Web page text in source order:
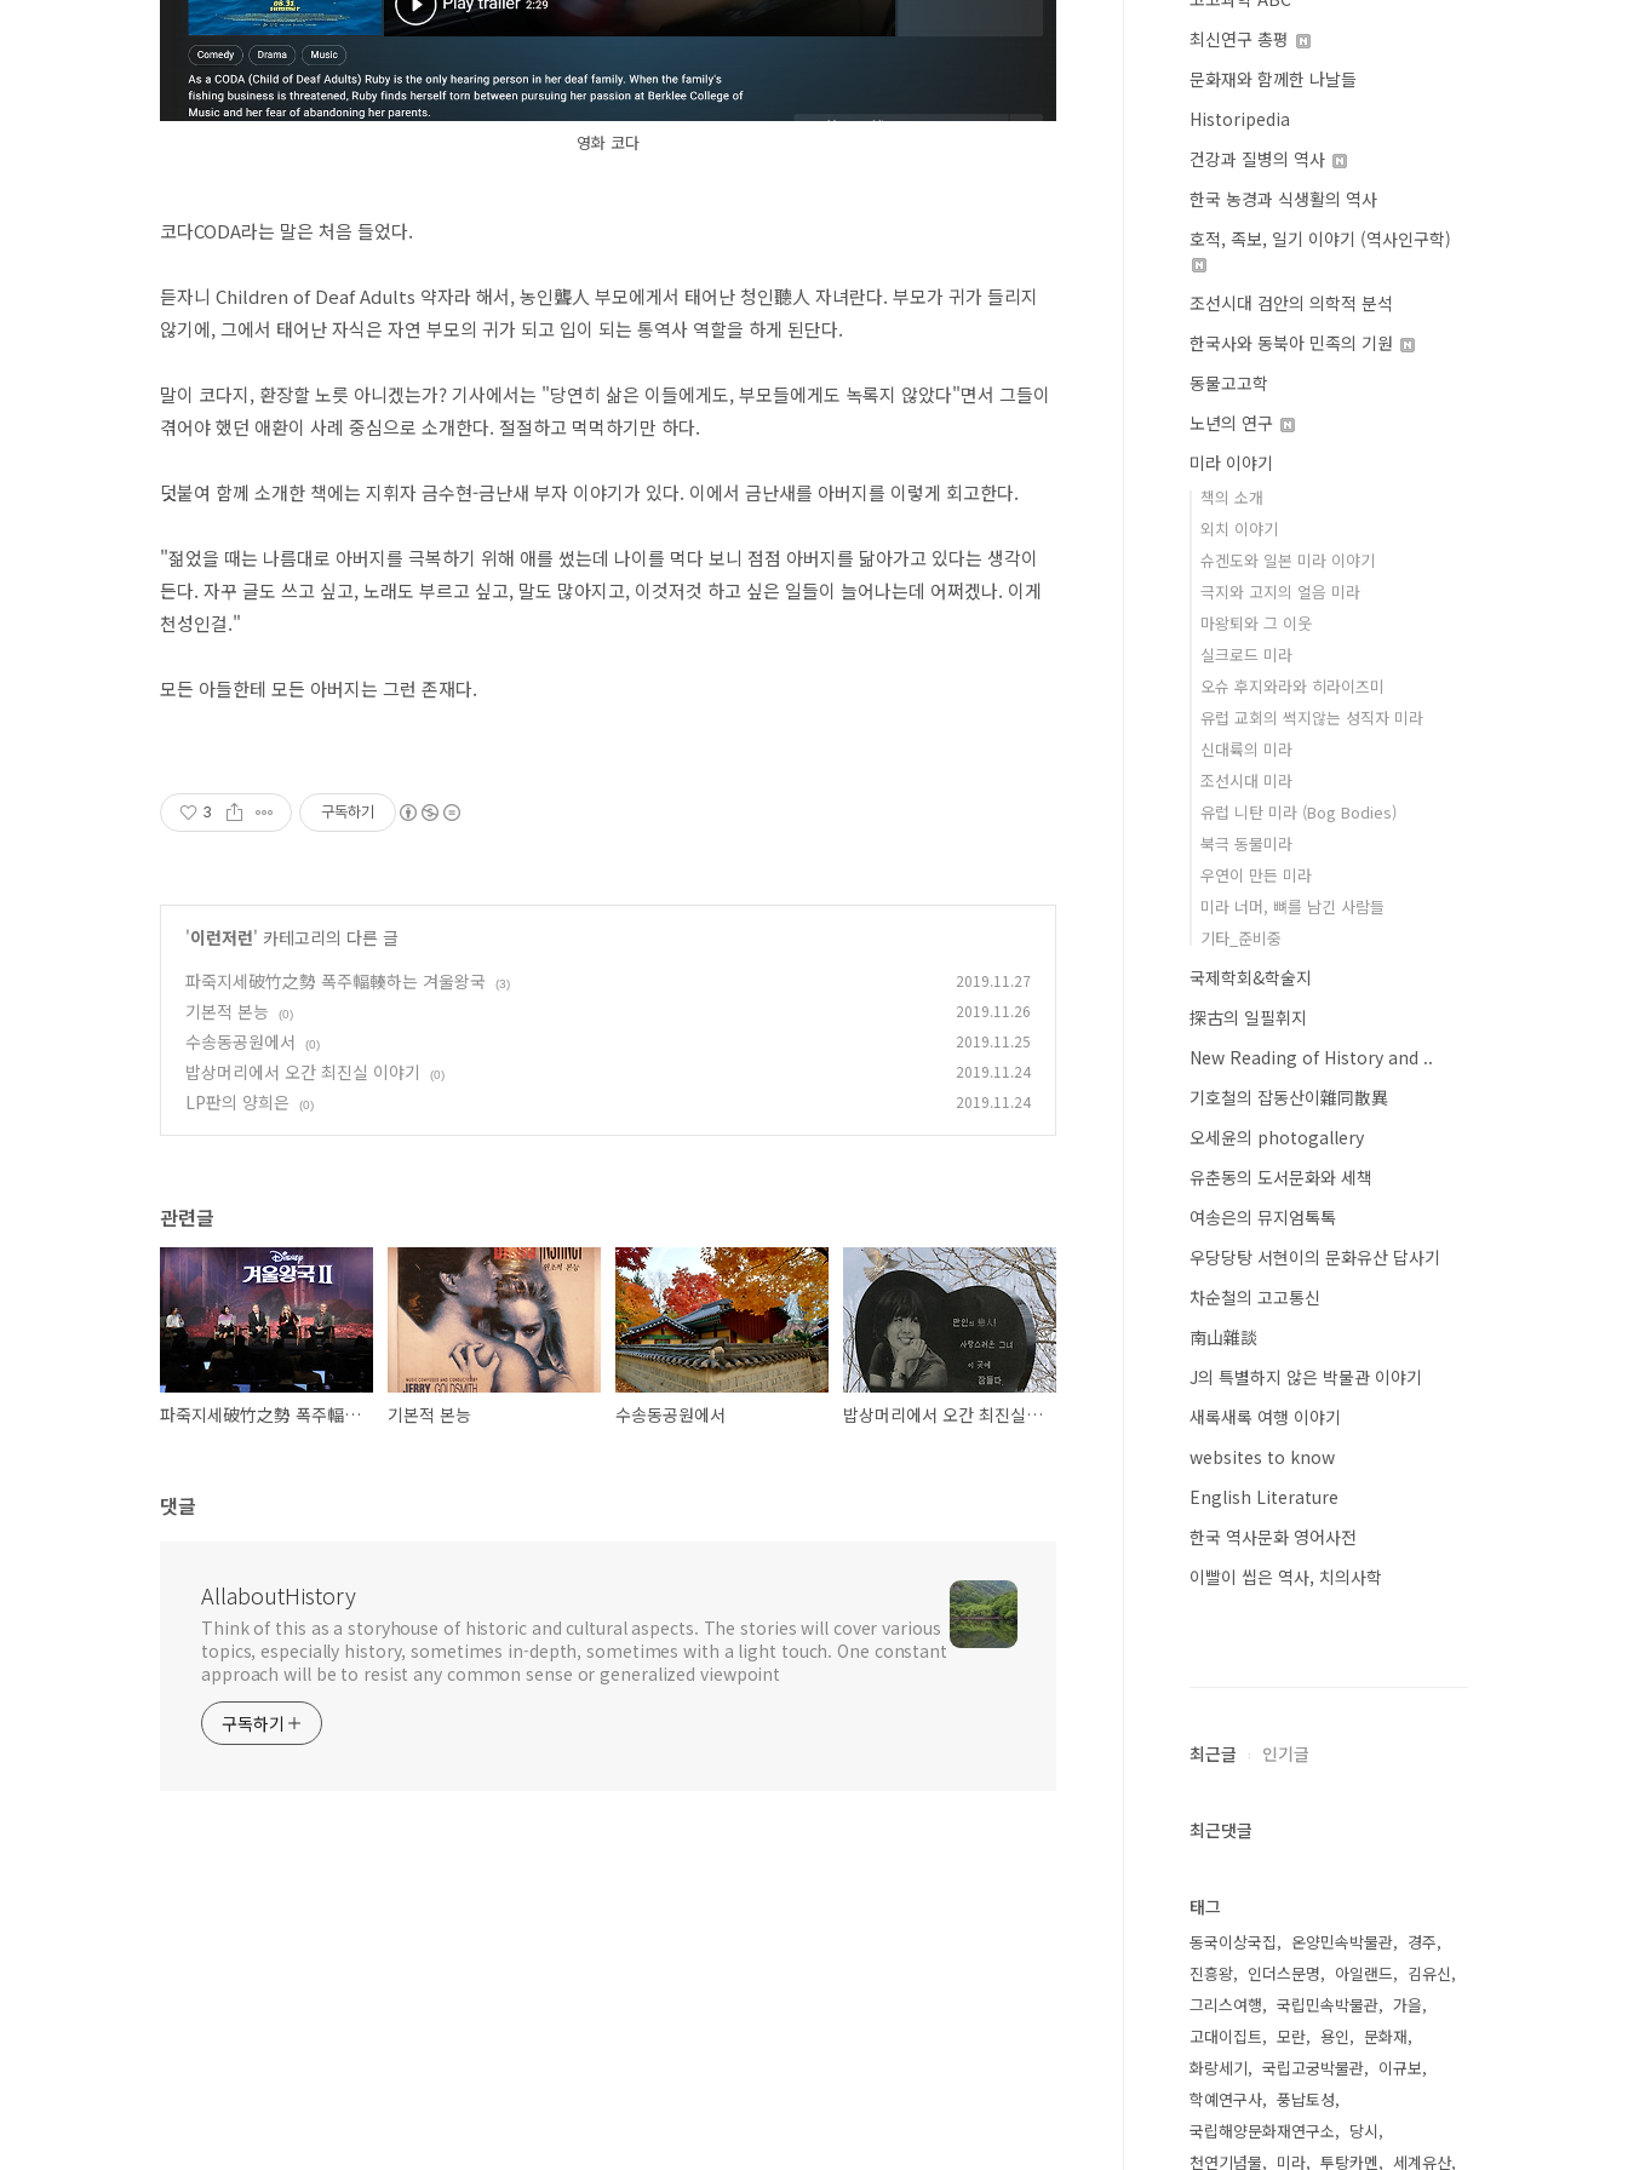
영화 코다
코다CODA라는 말은 처음 들었다.
듣자니 Children of Deaf Adults 약자라 해서, 농인聾人 부모에게서 태어난 청인聽人 자녀란다. 부모가 귀가 들리지
않기에, 그에서 태어난 자식은 자연 부모의 귀가 되고 입이 되는 통역사 역할을 하게 된단다.
말이 코다지, 환장할 노릇 아니겠는가? 기사에서는 "당연히 삶은 이들에게도, 부모들에게도 녹록지 않았다"면서 그들이
겪어야 했던 애환이 사례 중심으로 소개한다. 절절하고 먹먹하기만 하다.
덧붙여 함께 소개한 책에는 지휘자 금수현-금난새 부자 이야기가 있다. 이에서 금난새를 아버지를 이렇게 회고한다.
"젊었을 때는 나름대로 아버지를 극복하기 위해 애를 썼는데 나이를 먹다 보니 점점 아버지를 닮아가고 있다는 생각이
든다. 자꾸 글도 쓰고 싶고, 노래도 부르고 싶고, 말도 많아지고, 이것저것 하고 싶은 일들이 늘어나는데 어쩌겠나. 이게
천성인걸."
모든 아들한테 모든 아버지는 그런 존재다.
3 구독하기
'이런저런' 카테고리의 다른 글
파죽지세破竹之勢 폭주輻輳하는 겨울왕국
(3) 2019.11.27
기본적 본능 (0) 2019.11.26
수송동공원에서 (0) 2019.11.25
밥상머리에서 오간 최진실 이야기 (0) 2019.11.24
LP판의 양희은 (0) 2019.11.24
관련글
파죽지세破竹之勢 폭주輻輳하는 겨울왕국 기본적 본능 수송동공원에서 밥상머리에서 오간 최진실 이야기
댓글
AllaboutHistory
Think of this as a storyhouse of historic and cultural aspects. The stories will cover various
topics, especially history, sometimes in-depth, sometimes with a light touch. One constant
approach will be to resist any common sense or generalized viewpoint
구독하기
최신연구 총평
문화재와 함께한 나날들
Historipedia
건강과 질병의 역사
한국 농경과 식생활의 역사
호적, 족보, 일기 이야기 (역사인구학)
조선시대 검안의 의학적 분석
한국사와 동북아 민족의 기원
동물고고학
노년의 연구
미라 이야기
책의 소개
외치 이야기
슈겐도와 일본 미라 이야기
극지와 고지의 얼음 미라
마왕퇴와 그 이웃
실크로드 미라
오슈 후지와라와 히라이즈미
유럽 교회의 썩지않는 성직자 미라
신대륙의 미라
조선시대 미라
유럽 니탄 미라 (Bog Bodies)
북극 동물미라
우연이 만든 미라
미라 너머, 뼈를 남긴 사람들
기타_준비중
국제학회&학술지
探古의 일필휘지
New Reading of History and ..
기호철의 잡동산이雜同散異
오세윤의 photogallery
유춘동의 도서문화와 세책
여송은의 뮤지엄톡톡
우당당탕 서현이의 문화유산 답사기
차순철의 고고통신
南山雜談
J의 특별하지 않은 박물관 이야기
새록새록 여행 이야기
websites to know
English Literature
한국 역사문화 영어사전
이빨이 씹은 역사, 치의사학
최근글 인기글
최근댓글
태그
동국이상국집 온양민속박물관
경주
진흥왕
인더스문명 아일랜드
김유신
그리스여행
국립민속박물관
가을
고대이집트
모란 용인
문화재
화랑세기
국립고궁박물관
이규보
학예연구사
풍납토성
국립해양문화재연구소
당시
천연기념물
미라 투탕카멘 세계유산